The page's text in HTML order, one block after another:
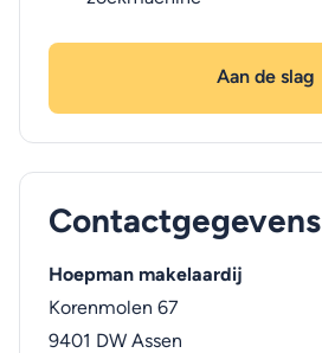
Aan de slag
Contactgegevens
Hoepman makelaardij
Korenmolen 67
9401 DW Assen